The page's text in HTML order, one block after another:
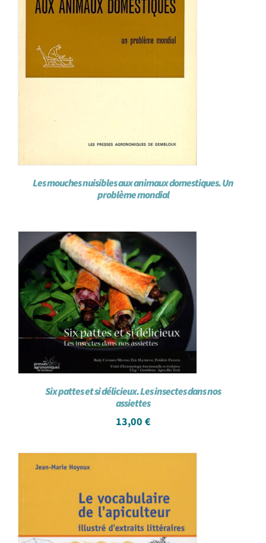
Les mouches nuisibles aux animaux domestiques. Un
problème mondial
Six pattes et si délicieux. Les insectes dans nos
assiettes
13,00 €